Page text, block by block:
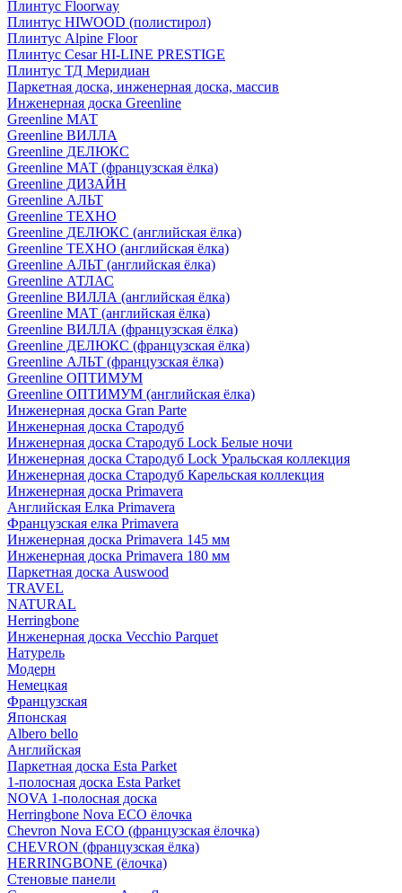
Плинтус Floorway
Плинтус HIWOOD (полистирол)
Плинтус Alpine Floor
Плинтус Cesar HI-LINE PRESTIGE
Плинтус ТД Меридиан
Паркетная доска, инженерная доска, массив
Инженерная доска Greenline
Greenline МАТ
Greenline ВИЛЛА
Greenline ДЕЛЮКС
Greenline МАТ (французская ёлка)
Greenline ДИЗАЙН
Greenline АЛЬТ
Greenline ТЕХНО
Greenline ДЕЛЮКС (английская ёлка)
Greenline ТЕХНО (английская ёлка)
Greenline АЛЬТ (английская ёлка)
Greenline АТЛАС
Greenline ВИЛЛА (английская ёлка)
Greenline МАТ (английская ёлка)
Greenline ВИЛЛА (французская ёлка)
Greenline ДЕЛЮКС (французская ёлка)
Greenline АЛЬТ (французская ёлка)
Greenline ОПТИМУМ
Greenline ОПТИМУМ (английская ёлка)
Инженерная доска Gran Parte
Инженерная доска Стародуб
Инженерная доска Стародуб Lock Белые ночи
Инженерная доска Стародуб Lock Уральская коллекция
Инженерная доска Стародуб Карельская коллекция
Инженерная доска Primavera
Английская Елка Primavera
Французская елка Primavera
Инженерная доска Primavera 145 мм
Инженерная доска Primavera 180 мм
Паркетная доска Auswood
TRAVEL
NATURAL
Herringbone
Инженерная доска Vecchio Parquet
Натурель
Модерн
Немецкая
Французская
Японская
Albero bello
Английская
Паркетная доска Esta Parket
1-полосная доска Esta Parket
NOVA 1-полосная доска
Herringbone Nova ECO ёлочка
Chevron Nova ECO (французская ёлочка)
CHEVRON (французская ёлка)
HERRINGBONE (ёлочка)
Стеновые панели